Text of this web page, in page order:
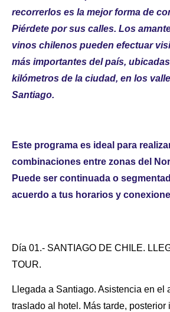
recorrerlos es la mejor forma de
Piérdete por sus calles. Los
vinos chilenos pueden efectuar
más importantes del país,
kilómetros de la ciudad, en los
Santiago.
Este programa es ideal para
combinaciones entre zonas del
Puede ser continuada o
acuerdo a tus horarios y
Día 01.- SANTIAGO DE CHILE.
TOUR.
Llegada a Santiago. Asistencia en el
traslado al hotel . Más tarde,